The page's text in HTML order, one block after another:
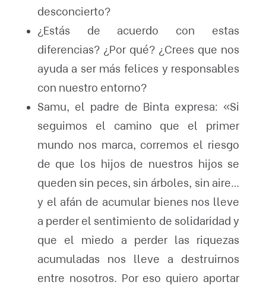
desconcierto?
¿Estás de acuerdo con estas
diferencias? ¿Por qué? ¿Crees que nos
ayuda a ser más felices y responsables
con nuestro entorno?
Samu, el padre de Binta expresa: «Si
seguimos el camino que el primer
mundo nos marca, corremos el riesgo
de que los hijos de nuestros hijos se
queden sin peces, sin árboles, sin aire…
y el afán de acumular bienes nos lleve
a perder el sentimiento de solidaridad y
que el miedo a perder las riquezas
acumuladas nos lleve a destruirnos
entre nosotros. Por eso quiero aportar